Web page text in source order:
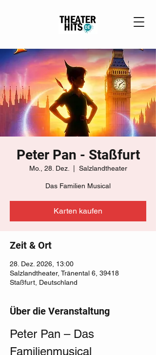
Peter Pan - Staßfurt
Mo., 28. Dez. Salzlandtheater
Das Familien Musical
Karten kaufen
Zeit & Ort
28. Dez. 2026, 13:00
Salzlandtheater, Tränental 6, 39418
Staßfurt, Deutschland
Über die Veranstaltung
Peter Pan – Das
Familienmusical